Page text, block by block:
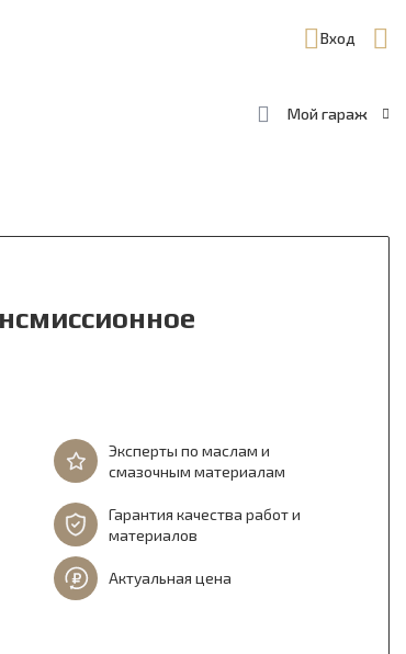
Вход
Мой гараж
Эксперты по маслам и
смазочным материалам
Гарантия качества работ и
материалов
Актуальная цена